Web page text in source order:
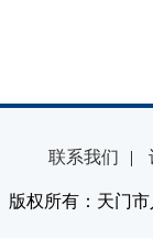
联系我们 |
版权所有：天门